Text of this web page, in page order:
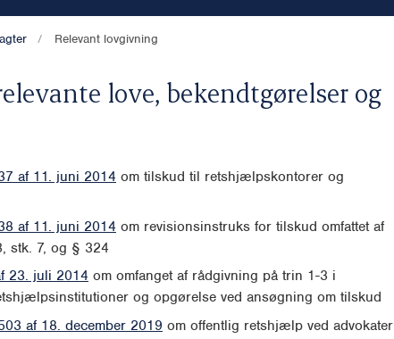
Relevant lovgivning
love, bekendtgørelser og
af 11. juni 2014 om tilskud til retshjælpskontorer og
af 11. juni 2014 om revisionsinstruks for tilskud omfattet af
stk. 7, og § 324
23. juli 2014 om omfanget af rådgivning på trin 1-3 i
og opgørelse ved ansøgning om tilskud
af 18. december 2019 om offentlig retshjælp ved advokater